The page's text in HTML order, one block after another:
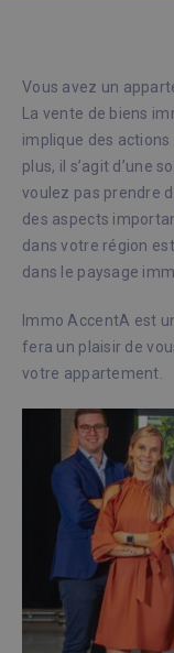
Vous avez un
La vente de biens
implique des
plus, il s’agit d’une
voulez pas prendre
des aspects
dans votre région
dans le paysage
Immo AccentA est
fera un plaisir de
votre appartement.